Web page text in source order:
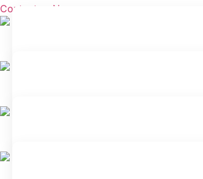
Contactez-Nous